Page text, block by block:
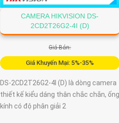
CAMERA HIKVISION DS-
2CD2T26G2-4I (D)
Giá Bán:
Giá Khuyến Mại: 5%-35%
DS-2CD2T26G2-4I (D) là dòng camera
thiết kế kiểu dáng thân chắc chắn, ống
kính có độ phân giải 2